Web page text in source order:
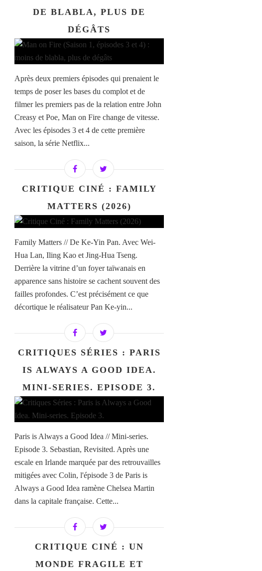
DE BLABLA, PLUS DE
DÉGÂTS
Après deux premiers épisodes qui prenaient le
temps de poser les bases du complot et de
filmer les premiers pas de la relation entre John
Creasy et Poe, Man on Fire change de vitesse.
Avec les épisodes 3 et 4 de cette première
saison, la série Netflix...
CRITIQUE CINÉ : FAMILY
MATTERS (2026)
Family Matters // De Ke-Yin Pan. Avec Wei-
Hua Lan, Iling Kao et Jing-Hua Tseng.
Derrière la vitrine d’un foyer taïwanais en
apparence sans histoire se cachent souvent des
failles profondes. C’est précisément ce que
décortique le réalisateur Pan Ke-yin...
CRITIQUES SÉRIES : PARIS
IS ALWAYS A GOOD IDEA.
MINI-SERIES. EPISODE 3.
Paris is Always a Good Idea // Mini-series.
Episode 3. Sebastian, Revisited. Après une
escale en Irlande marquée par des retrouvailles
mitigées avec Colin, l'épisode 3 de Paris is
Always a Good Idea ramène Chelsea Martin
dans la capitale française. Cette...
CRITIQUE CINÉ : UN
MONDE FRAGILE ET